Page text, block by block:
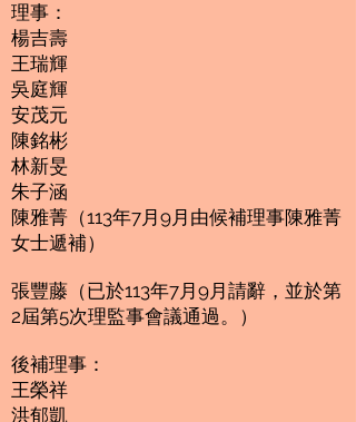
理事：
楊吉壽
王瑞輝
吳庭輝
安茂元
陳銘彬
林新旻
朱子涵
陳雅菁（113年7月9月由候補理事陳雅菁
女士遞補）
張豐藤（已於113年7月9月請辭，並於第
2屆第5次理監事會議通過。）
後補理事：
王榮祥
洪郁凱